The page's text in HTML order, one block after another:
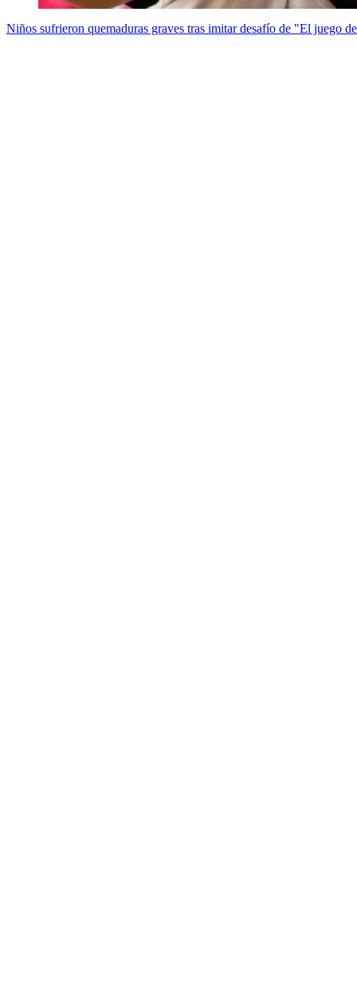
Niños sufrieron quemaduras graves tras imitar desafío de "El juego